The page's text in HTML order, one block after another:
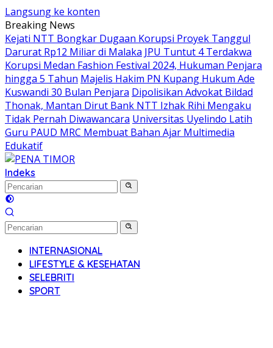
Langsung ke konten
Breaking News
Kejati NTT Bongkar Dugaan Korupsi Proyek Tanggul
Darurat Rp12 Miliar di Malaka JPU Tuntut 4 Terdakwa
Korupsi Medan Fashion Festival 2024, Hukuman Penjara
hingga 5 Tahun Majelis Hakim PN Kupang Hukum Ade
Kuswandi 30 Bulan Penjara Dipolisikan Advokat Bildad
Thonak, Mantan Dirut Bank NTT Izhak Rihi Mengaku
Tidak Pernah Diwawancara Universitas Uyelindo Latih
Guru PAUD MRC Membuat Bahan Ajar Multimedia
Edukatif
Indeks
INTERNASIONAL
LIFESTYLE & KESEHATAN
SELEBRITI
SPORT